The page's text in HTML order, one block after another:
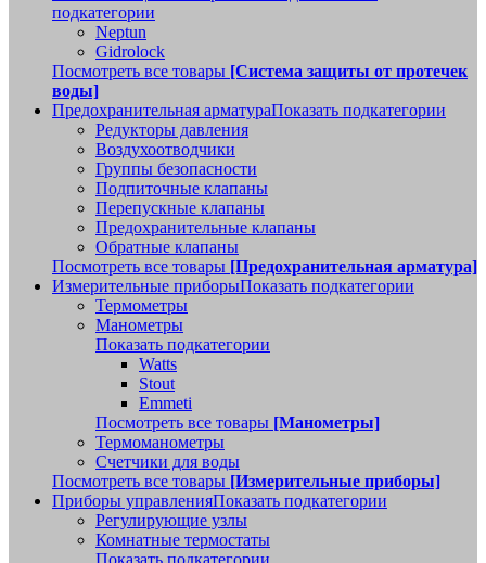
подкатегории
Neptun
Gidrolock
Посмотреть все товары [Система защиты от протечек
воды]
Предохранительная арматураПоказать подкатегории
Редукторы давления
Воздухоотводчики
Группы безопасности
Подпиточные клапаны
Перепускные клапаны
Предохранительные клапаны
Обратные клапаны
Посмотреть все товары [Предохранительная арматура]
Измерительные приборыПоказать подкатегории
Термометры
Манометры
Показать подкатегории
Watts
Stout
Emmeti
Посмотреть все товары [Манометры]
Термоманометры
Счетчики для воды
Посмотреть все товары [Измерительные приборы]
Приборы управленияПоказать подкатегории
Регулирующие узлы
Комнатные термостаты
Показать подкатегории